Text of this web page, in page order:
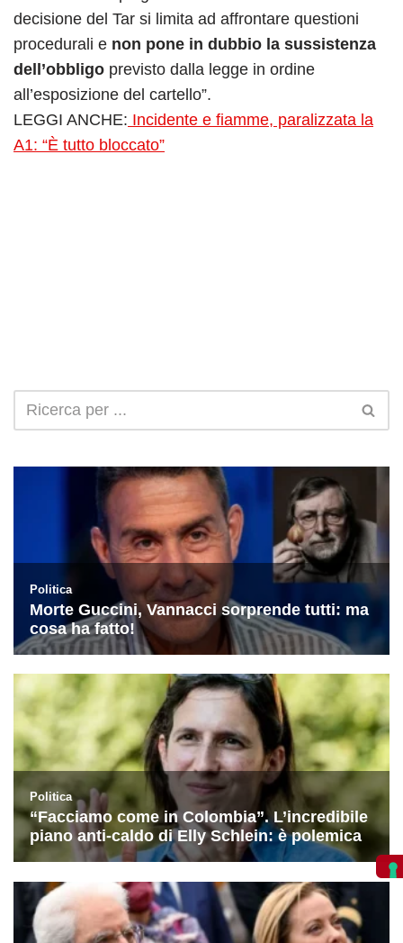
decisione del Tar si limita ad affrontare questioni
procedurali e non pone in dubbio la sussistenza
dell’obbligo previsto dalla legge in ordine
all’esposizione del cartello”.
LEGGI ANCHE: Incidente e fiamme, paralizzata la
A1: “È tutto bloccato”